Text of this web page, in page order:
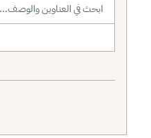
نطاق البحث